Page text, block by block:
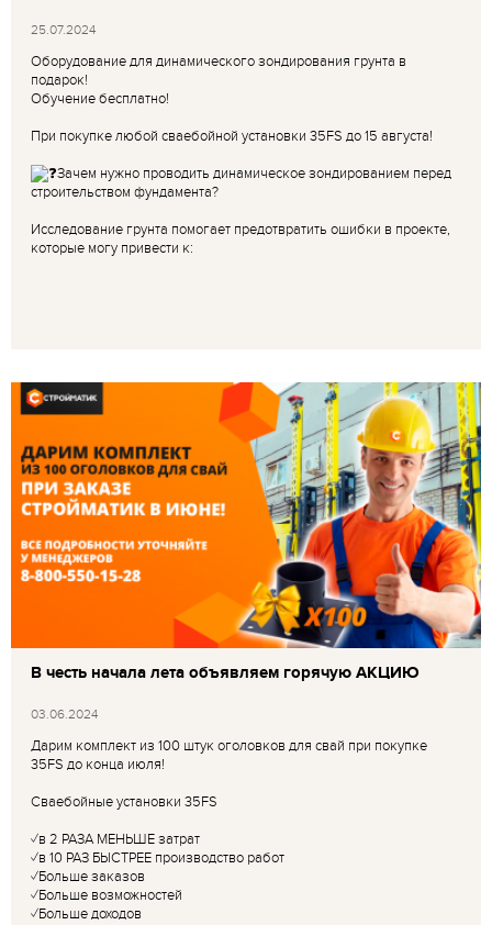
25.07.2024
Оборудование для динамического зондирования грунта в
подарок!
Обучение бесплатно!
При покупке любой сваебойной установки 35FS до 15 августа!
Зачем нужно проводить динамическое зондированием перед
строительством фундамента?
Исследование грунта помогает предотвратить ошибки в проекте,
которые могу привести к:
В честь начала лета объявляем горячую АКЦИЮ
03.06.2024
Дарим комплект из 100 штук оголовков для свай при покупке
35FS до конца июля!
Сваебойные установки 35FS
✓в 2 РАЗА МЕНЬШЕ затрат
✓в 10 РАЗ БЫСТРЕЕ производство работ
✓Больше заказов
✓Больше возможностей
✓Больше доходов